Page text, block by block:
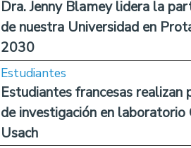
Dra. Jenny Blamey lidera la
de nuestra Universidad en
2030
Estudiantes
Estudiantes francesas realizan
de investigación en laboratorio
Usach